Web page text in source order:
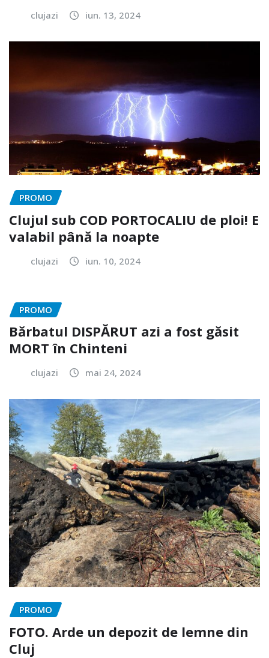
clujazi iun. 13, 2024
PROMO
Clujul sub COD PORTOCALIU de ploi! E
valabil până la noapte
clujazi iun. 10, 2024
PROMO
Bărbatul DISPĂRUT azi a fost găsit
MORT în Chinteni
clujazi mai 24, 2024
PROMO
FOTO. Arde un depozit de lemne din
Cluj